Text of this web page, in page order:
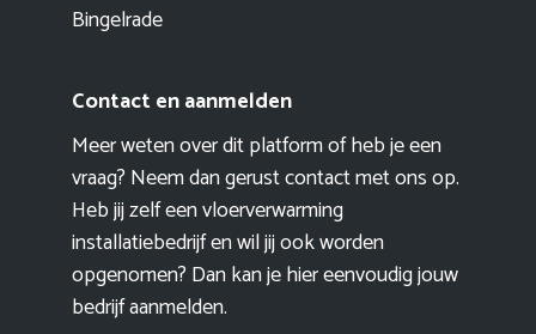
Bingelrade
Contact en aanmelden
Meer weten over dit platform of heb je een
vraag? Neem dan gerust contact met ons op.
Heb jij zelf een vloerverwarming
installatiebedrijf en wil jij ook worden
opgenomen? Dan kan je hier eenvoudigjouw
bedrijf aanmelden.